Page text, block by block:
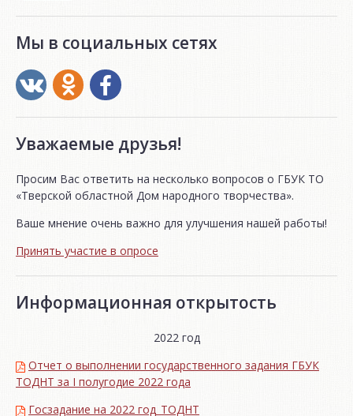
Мы в социальных сетях
Уважаемые друзья!
Просим Вас ответить на несколько вопросов о ГБУК ТО
«Тверской областной Дом народного творчества».
Ваше мнение очень важно для улучшения нашей работы!
Принять участие в опросе
Информационная открытость
2022 год
Отчет о выполнении государственного задания ГБУК
ТОДНТ за I полугодие 2022 года
Госзадание на 2022 год_ТОДНТ